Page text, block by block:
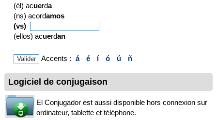
(él) acuerda
(ns) acordamos
(vs)
(ellos) acuerdan
Accents : á é í ó ú ñ
Logiciel de conjugaison
El Conjugador est aussi disponible hors connexion sur
ordinateur, tablette et téléphone.